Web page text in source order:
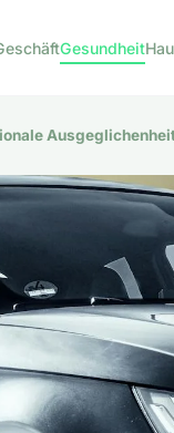
Gesundheit